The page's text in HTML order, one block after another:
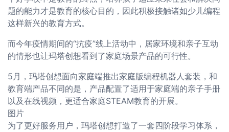
题的能力才是教育的核心目的，因此积极接触诸如少儿编程
这样新兴的教育方式。
而今年疫情期间的“抗疫”线上活动中，居家环境和亲子互动
的情形也让玛塔创想看到了家庭场景产品的可行性。
5月，玛塔创想面向家庭端推出家庭版编程机器人套装，和
教育端产品不同的是，产品配置了适用于家庭端的亲子手册
以及在线视频，更适合家庭STEAM教育的开展。
图片
为了更好服务用户，玛塔创想打造了一套四阶段学习体系，